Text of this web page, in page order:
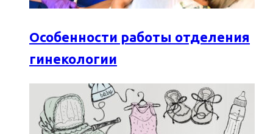
Особенности работы отделения
гинекологии